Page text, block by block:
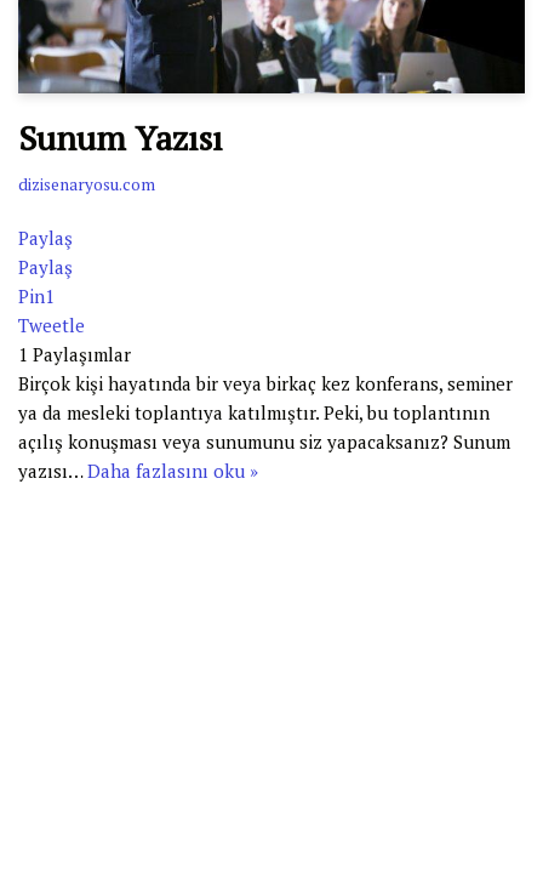
Sunum Yazısı
dizisenaryosu.com
Paylaş
Paylaş
Pin1
Tweetle
1 Paylaşımlar
Birçok kişi hayatında bir veya birkaç kez konferans, seminer
ya da mesleki toplantıya katılmıştır. Peki, bu toplantının
açılış konuşması veya sunumunu siz yapacaksanız? Sunum
yazısı…Daha fazlasını oku »